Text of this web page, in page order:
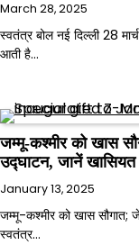
March 28, 2025
स्वतंत्र बोल नई दिल्ली 28
आती है…
जम्मू-कश्मीर को खास
उद्घाटन, जानें खासियत
January 13, 2025
जम्मू-कश्मीर को खास सौगात;
स्वतंत्र…